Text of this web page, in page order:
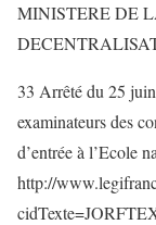
MINISTERE DE
33 Arrêté du 25
examinateurs des
d’entrée à l’Ecole
http://